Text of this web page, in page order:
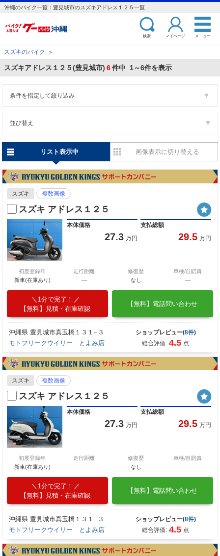
沖縄のバイク一覧：豊見城市のスズキアドレス１２５一覧
検索 マイページ メニュー
スズキのバイク ＞
スズキアドレス１２５(豊見城市) 6件中 1～6件を表示
条件を指定して絞り込み
並び替え
リスト表示中 画像表示に切り替える
スズキ 複数画像
スズキ アドレス１２５
本体価格
27.3 万円
支払総額
29.5 万円
初度登録年
新車(在庫あり)
走行距離
―
修復歴
なし
車検/自賠責
―
1分で完了！
【無料】見積・在庫確認
【無料】電話問い合わせ
沖縄県 豊見城市真玉橋１３１−３
モトフリークウイリー とよみ店
ショップレビュー(8件)
総合評価: 4.5 点
スズキ 複数画像
スズキ アドレス１２５
本体価格
27.3 万円
支払総額
29.5 万円
初度登録年
新車(在庫あり)
走行距離
―
修復歴
なし
車検/自賠責
―
1分で完了！
【無料】見積・在庫確認
【無料】電話問い合わせ
沖縄県 豊見城市真玉橋１３１−３
モトフリークウイリー とよみ店
ショップレビュー(8件)
総合評価: 4.5 点